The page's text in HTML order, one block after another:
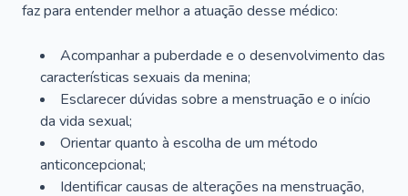
faz para entender melhor a atuação desse médico:
Acompanhar a puberdade e o desenvolvimento das
características sexuais da menina;
Esclarecer dúvidas sobre a menstruação e o início
da vida sexual;
Orientar quanto à escolha de um método
anticoncepcional;
Identificar causas de alterações na menstruação,